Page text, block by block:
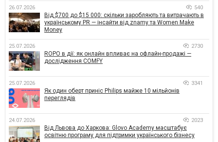
26.07.2026 540
Від $700 до $15 000: скільки заробляють та витрачають в
українському PR — інсайти від znamy та Women Make
Money
25.07.2026 2730
ROPO в дії: як онлайн впливає на офлайн-продажі —
дослідження COMFY
25.07.2026 3341
Як один оберт приніс Philips майже 10 мільйонів
переглядів
24.07.2026 2023
Від Львова до Харкова: Glovo Academy масштабує
освітню програму для підтримки українського бізнесу